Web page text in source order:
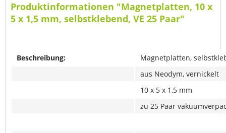
Produktinformationen "Magnetplatten, 10 x
5 x 1,5 mm, selbstklebend, VE 25 Paar"
Beschreibung:
Magnetplatten,
aus Neodym, vernickelt
10 x 5 x 1,5 mm
zu 25 Paar